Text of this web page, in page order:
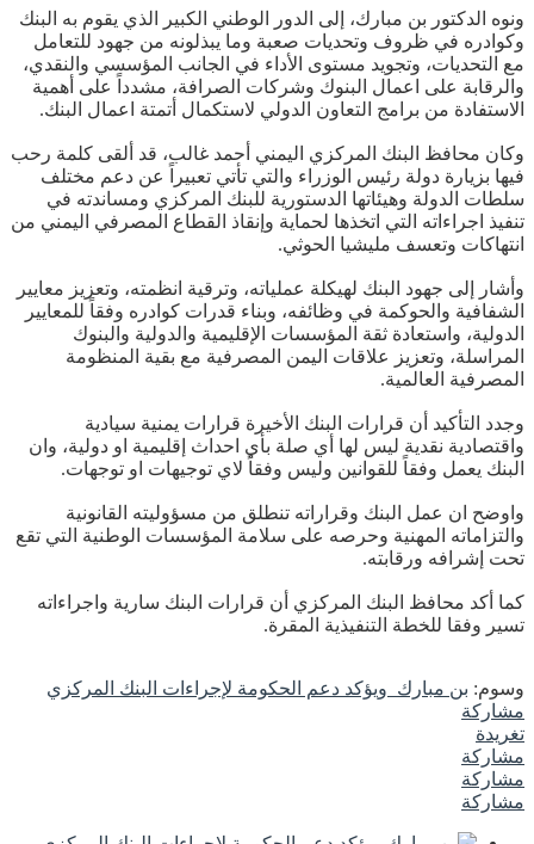
ونوه الدكتور بن مبارك، إلى الدور الوطني الكبير الذي يقوم به البنك
وكوادره في ظروف وتحديات صعبة وما يبذلونه من جهود للتعامل
مع التحديات، وتجويد مستوى الأداء في الجانب المؤسسي والنقدي،
والرقابة على اعمال البنوك وشركات الصرافة، مشدداً على أهمية
الاستفادة من برامج التعاون الدولي لاستكمال أتمتة اعمال البنك.
وكان محافظ البنك المركزي اليمني أحمد غالب، قد ألقى كلمة رحب
فيها بزيارة دولة رئيس الوزراء والتي تأتي تعبيراً عن دعم مختلف
سلطات الدولة وهيئاتها الدستورية للبنك المركزي ومساندته في
تنفيذ اجراءاته التي اتخذها لحماية وإنقاذ القطاع المصرفي اليمني من
انتهاكات وتعسف مليشيا الحوثي.
وأشار إلى جهود البنك لهيكلة عملياته، وترقية انظمته، وتعزيز معايير
الشفافية والحوكمة في وظائفه، وبناء قدرات كوادره وفقاً للمعايير
الدولية، واستعادة ثقة المؤسسات الإقليمية والدولية والبنوك
المراسلة، وتعزيز علاقات اليمن المصرفية مع بقية المنظومة
المصرفية العالمية.
وجدد التأكيد أن قرارات البنك الأخيرة قرارات يمنية سيادية
واقتصادية نقدية ليس لها أي صلة بأي احداث إقليمية او دولية، وان
البنك يعمل وفقاً للقوانين وليس وفقاً لاي توجيهات او توجهات.
واوضح ان عمل البنك وقراراته تنطلق من مسؤوليته القانونية
والتزاماته المهنية وحرصه على سلامة المؤسسات الوطنية التي تقع
تحت إشرافه ورقابته.
كما أكد محافظ البنك المركزي أن قرارات البنك سارية واجراءاته
تسير وفقا للخطة التنفيذية المقرة.
وسوم: بن مبارك ويؤكد دعم الحكومة لإجراءات البنك المركزي
مشاركة
تغريدة
مشاركة
مشاركة
مشاركة